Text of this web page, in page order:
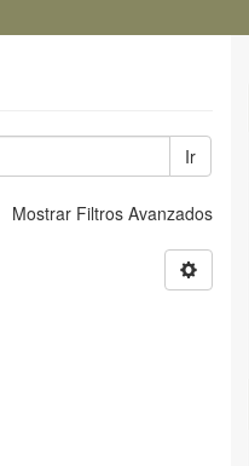
Ir
Mostrar Filtros Avanzados